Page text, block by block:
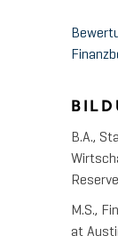
B.A.,
M.S.,
at